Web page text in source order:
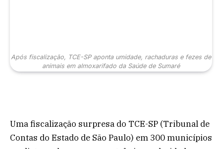
Após fiscalização, TCE-SP aponta umidade, rachaduras e fezes de
animais em almoxarifado da Saúde de Sumaré
Uma fiscalização surpresa do TCE-SP (Tribunal de
Contas do Estado de São Paulo) em 300 municípios